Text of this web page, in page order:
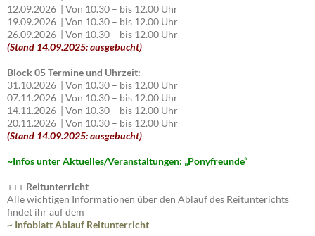
12.09.2026 | Von 10.30 – bis 12.00 Uhr
19.09.2026 | Von 10.30 – bis 12.00 Uhr
26.09.2026 | Von 10.30 – bis 12.00 Uhr
(Stand 14.09.2025: ausgebucht)
Block 05 Termine und Uhrzeit:
31.10.2026 | Von 10.30 – bis 12.00 Uhr
07.11.2026 | Von 10.30 – bis 12.00 Uhr
14.11.2026 | Von 10.30 – bis 12.00 Uhr
20.11.2026 | Von 10.30 – bis 12.00 Uhr
(Stand 14.09.2025: ausgebucht)
~Infos unter Aktuelles/Veranstaltungen: „Ponyfreunde“
+++ Reitunterricht
Alle wichtigen Informationen über den Ablauf des Reitunterichts
findet ihr auf dem
~ Infoblatt Ablauf Reitunterricht